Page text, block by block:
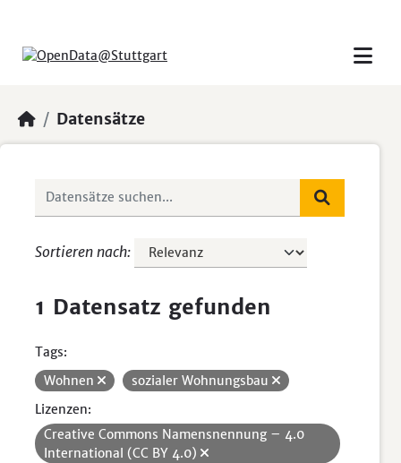
Datensätze
Sortieren nach
1 Datensatz gefunden
Tags:
Wohnen
sozialer Wohnungsbau
Lizenzen:
Creative Commons Namensnennung – 4.0
International (CC BY 4.0)